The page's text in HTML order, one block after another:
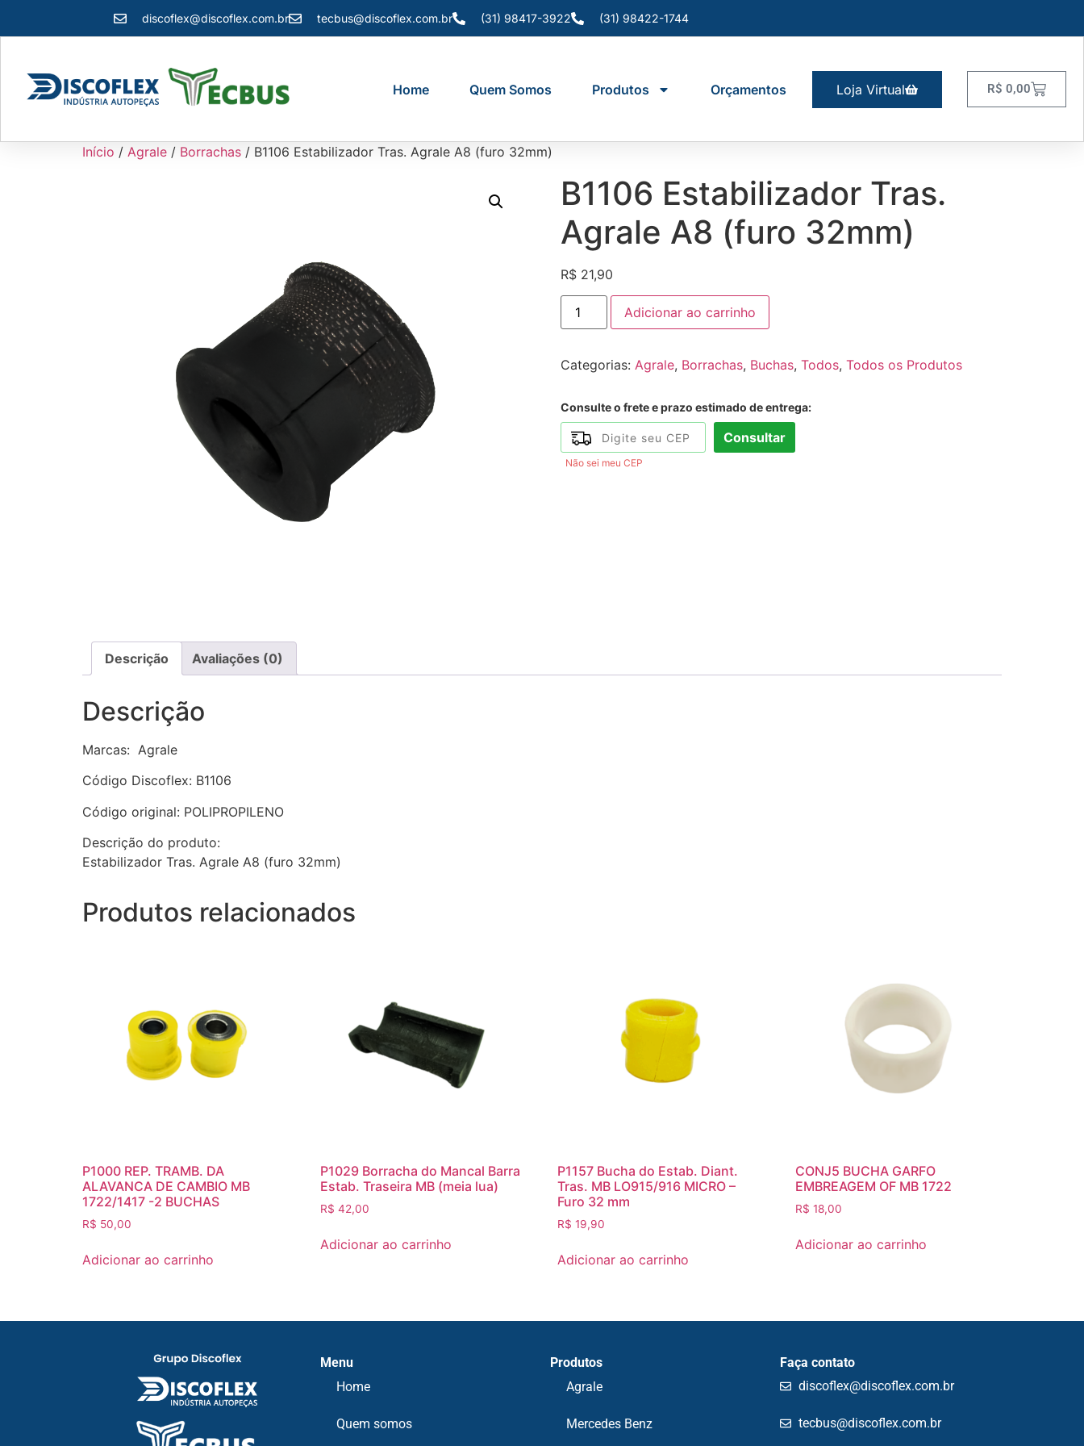
(31) 98422-1744
(31) 98417-3922
tecbus@discoflex.com.br
discoflex@discoflex.com.br
Home Quem Somos Produtos Orçamentos Loja Virtual R$ 0,00
Início / Agrale / Borrachas / B1106 Estabilizador Tras. Agrale A8 (furo 32mm)
B1106 Estabilizador Tras.
Agrale A8 (furo 32mm)
R$21,90
Adicionar ao carrinho
Categorias: Agrale, Borrachas, Buchas, Todos, Todos os Produtos
Consulte o frete e prazo estimado de entrega:
Consultar
Não sei meu CEP
Descrição Avaliações (0)
Descrição
Marcas: Agrale
Código Discoflex: B1106
Código original: POLIPROPILENO
Descrição do produto:
Estabilizador Tras. Agrale A8 (furo 32mm)
Produtos relacionados
P1000 REP. TRAMB. DA
ALAVANCA DE CAMBIO MB
1722/1417 -2 BUCHAS
R$ 50,00
Adicionar ao carrinho
P1029 Borracha do Mancal Barra
Estab. Traseira MB (meia lua)
R$ 42,00
Adicionar ao carrinho
P1157 Bucha do Estab. Diant.
Tras. MB LO915/916 MICRO –
Furo 32 mm
R$ 19,90
Adicionar ao carrinho
CONJ5 BUCHA GARFO
EMBREAGEM OF MB 1722
R$ 18,00
Adicionar ao carrinho
Menu
Home
Quem somos
Produtos
Agrale
Mercedes Benz
Faça contato
discoflex@discoflex.com.br
tecbus@discoflex.com.br